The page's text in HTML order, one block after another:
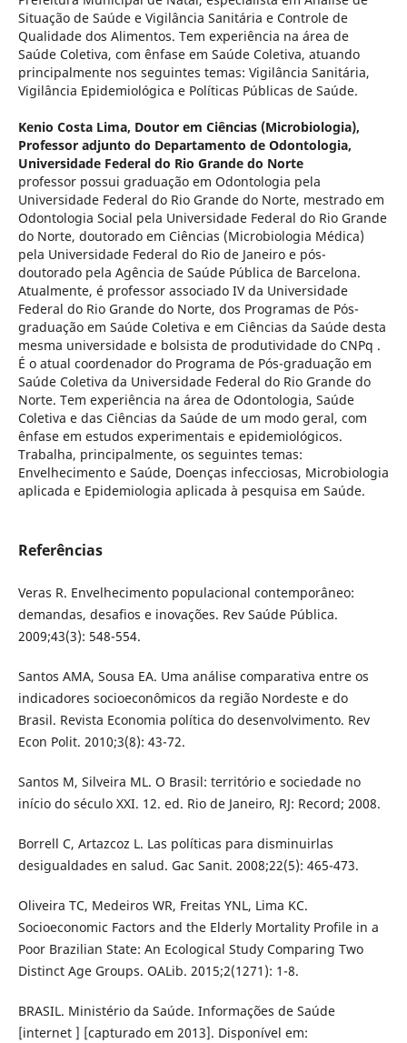
Situação de Saúde e Vigilância Sanitária e Controle de
Qualidade dos Alimentos. Tem experiência na área de
Saúde Coletiva, com ênfase em Saúde Coletiva, atuando
principalmente nos seguintes temas: Vigilância Sanitária,
Vigilância Epidemiológica e Políticas Públicas de Saúde.
Kenio Costa Lima, Doutor em Ciências (Microbiologia),
Professor adjunto do Departamento de Odontologia,
Universidade Federal do Rio Grande do Norte
professor possui graduação em Odontologia pela
Universidade Federal do Rio Grande do Norte, mestrado em
Odontologia Social pela Universidade Federal do Rio Grande
do Norte, doutorado em Ciências (Microbiologia Médica)
pela Universidade Federal do Rio de Janeiro e pós-
doutorado pela Agência de Saúde Pública de Barcelona.
Atualmente, é professor associado IV da Universidade
Federal do Rio Grande do Norte, dos Programas de Pós-
graduação em Saúde Coletiva e em Ciências da Saúde desta
mesma universidade e bolsista de produtividade do CNPq .
É o atual coordenador do Programa de Pós-graduação em
Saúde Coletiva da Universidade Federal do Rio Grande do
Norte. Tem experiência na área de Odontologia, Saúde
Coletiva e das Ciências da Saúde de um modo geral, com
ênfase em estudos experimentais e epidemiológicos.
Trabalha, principalmente, os seguintes temas:
Envelhecimento e Saúde, Doenças infecciosas, Microbiologia
aplicada e Epidemiologia aplicada à pesquisa em Saúde.
Referências
Veras R. Envelhecimento populacional contemporâneo:
demandas, desafios e inovações. Rev Saúde Pública.
2009;43(3): 548-554.
Santos AMA, Sousa EA. Uma análise comparativa entre os
indicadores socioeconômicos da região Nordeste e do
Brasil. Revista Economia política do desenvolvimento. Rev
Econ Polit. 2010;3(8): 43-72.
Santos M, Silveira ML. O Brasil: território e sociedade no
início do século XXI. 12. ed. Rio de Janeiro, RJ: Record; 2008.
Borrell C, Artazcoz L. Las políticas para disminuirlas
desigualdades en salud. Gac Sanit. 2008;22(5): 465-473.
Oliveira TC, Medeiros WR, Freitas YNL, Lima KC.
Socioeconomic Factors and the Elderly Mortality Profile in a
Poor Brazilian State: An Ecological Study Comparing Two
Distinct Age Groups. OALib. 2015;2(1271): 1-8.
BRASIL. Ministério da Saúde. Informações de Saúde
[internet ] [capturado em 2013]. Disponível em: